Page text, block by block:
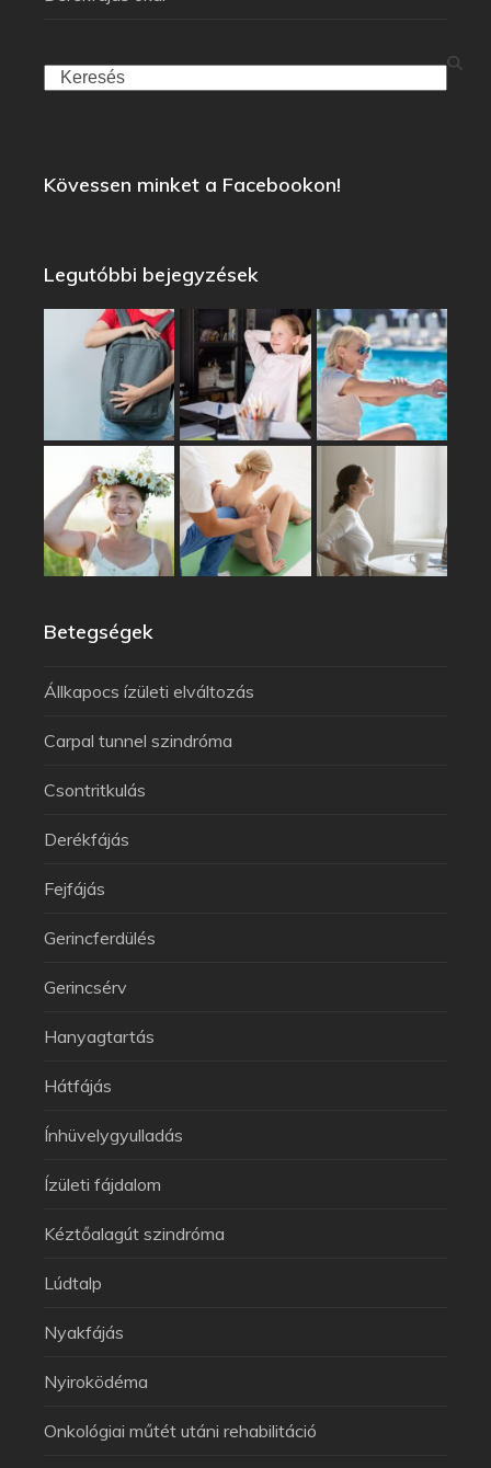
Kövessen minket a Facebookon!
Legutóbbi bejegyzések
Betegségek
Állkapocs ízületi elváltozás
Carpal tunnel szindróma
Csontritkulás
Derékfájás
Fejfájás
Gerincferdülés
Gerincsérv
Hanyagtartás
Hátfájás
Ínhüvelygyulladás
Ízületi fájdalom
Kéztőalagút szindróma
Lúdtalp
Nyakfájás
Nyiroködéma
Onkológiai műtét utáni rehabilitáció